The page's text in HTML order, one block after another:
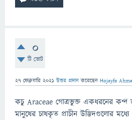
0
টি ভোট
27 ফেব্রুয়ারি 2021 উত্তর প্রদান করেছেন Hojayfa
কচু Araceae গোত্রভুক্ত একধরনের কন্দ
মানুষের চাষকৃত প্রাচীন উদ্ভিদগুলোর